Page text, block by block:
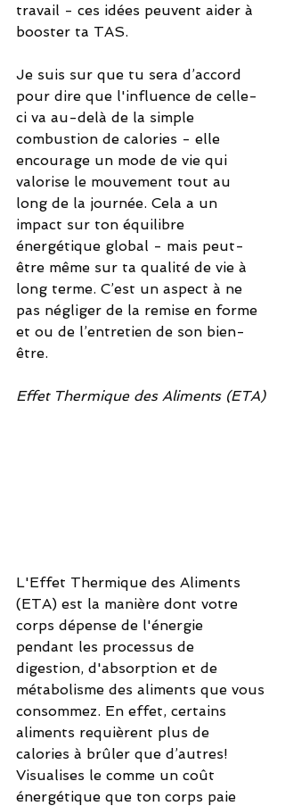
travail - ces idées peuvent aider à
booster ta TAS.
Je suis sur que tu sera d’accord
pour dire que l'influence de celle-
ci va au-delà de la simple
combustion de calories - elle
encourage un mode de vie qui
valorise le mouvement tout au
long de la journée. Cela a un
impact sur ton équilibre
énergétique global - mais peut-
être même sur ta qualité de vie à
long terme. C’est un aspect à ne
pas négliger de la remise en forme
et ou de l’entretien de son bien-
être.
Effet Thermique des Aliments (ETA)
L'Effet Thermique des Aliments
(ETA) est la manière dont votre
corps dépense de l'énergie
pendant les processus de
digestion, d'absorption et de
métabolisme des aliments que vous
consommez. En effet, certains
aliments requièrent plus de
calories à brûler que d’autres!
Visualises le comme un coût
énergétique que ton corps paie